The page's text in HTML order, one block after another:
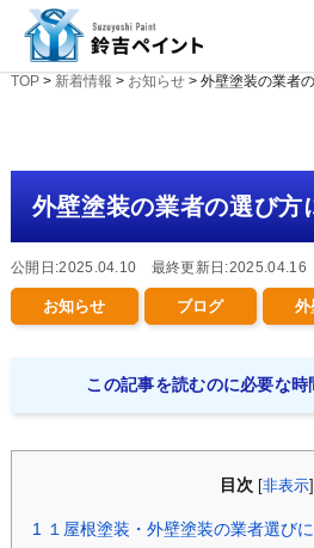
TOP> 新着情報 > お知らせ> 外壁塗装の業者
外壁塗装の業者の選び方
公開日:2025.04.10 最終更新日:2025.04.16
お知らせ ブログ 外
この記事を読むのに必要な時
目次 [非表示
1
１屋根塗装・外壁塗装の業者選び